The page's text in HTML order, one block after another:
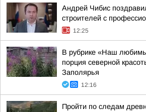
Андрей Чибис
строителей с
12:25
В рубрике «Наш
порция северной
Заполярья
12:16
Пройти по следам